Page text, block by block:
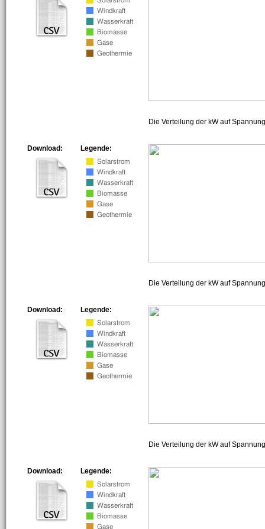
Die Verteilung der kW auf
Legende:
Download:
Die Verteilung der kW auf
Legende:
Download:
Die Verteilung der kW auf
Legende:
Download: